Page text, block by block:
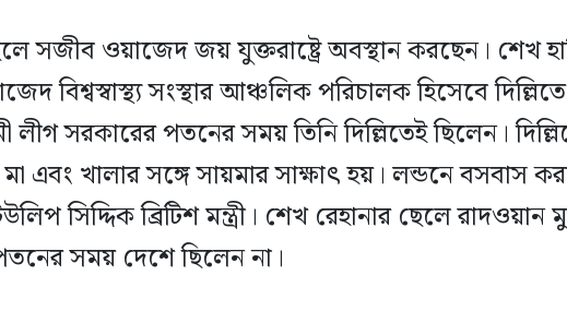
সজীব ওয়াজেদ জয় যুক্তরাষ্ট্রে অবস্থান করছেন। শেখ
বিশ্বস্বাস্থ্য সংস্থার আঞ্চলিক পরিচালক হিসেবে দিল্লিতে
সরকারের পতনের সময় তিনি দিল্লিতেই ছিলেন।
এবং খালার সঙ্গে সায়মার সাক্ষাৎ হয়। লন্ডনে বসবাস
সিদ্দিক ব্রিটিশ মন্ত্রী। শেখ রেহানার ছেলে রাদওয়ান
সময় দেশে ছিলেন না।